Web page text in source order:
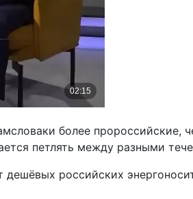
более пророссийские,
петлять между разными
российских